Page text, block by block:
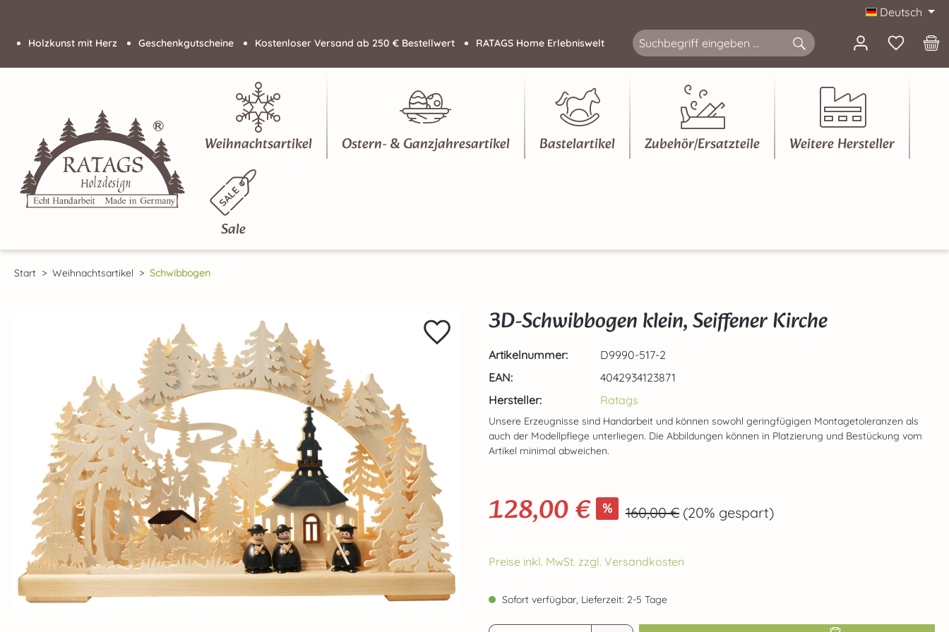
Deutsch
Holzkunst mit Herz Geschenkgutscheine Kostenloser Versand ab 250 € Bestellwert RATAGS Home Erlebniswelt
Weihnachtsartikel Ostern- & Ganzjahresartikel Bastelartikel Zubehör/Ersatzteile Weitere Hersteller
Sale
Start Weihnachtsartikel Schwibbogen
3D-Schwibbogen klein, Seiffener Kirche
Artikelnummer:
D9990-517-2
EAN:
4042934123871
Hersteller:
Ratags
Unsere Erzeugnisse sind Handarbeit und können sowohl geringfügigen Montagetoleranzen als
auch der Modellpflege unterliegen. Die Abbildungen können in Platzierung und Bestückung vom
Artikel minimal abweichen.
Verkaufspreis:
128,00 € % Regulärer Preis:
160,00 € (20% gespart)
Preise inkl. MwSt. zzgl. Versandkosten
Sofort verfügbar, Lieferzeit: 2-5 Tage